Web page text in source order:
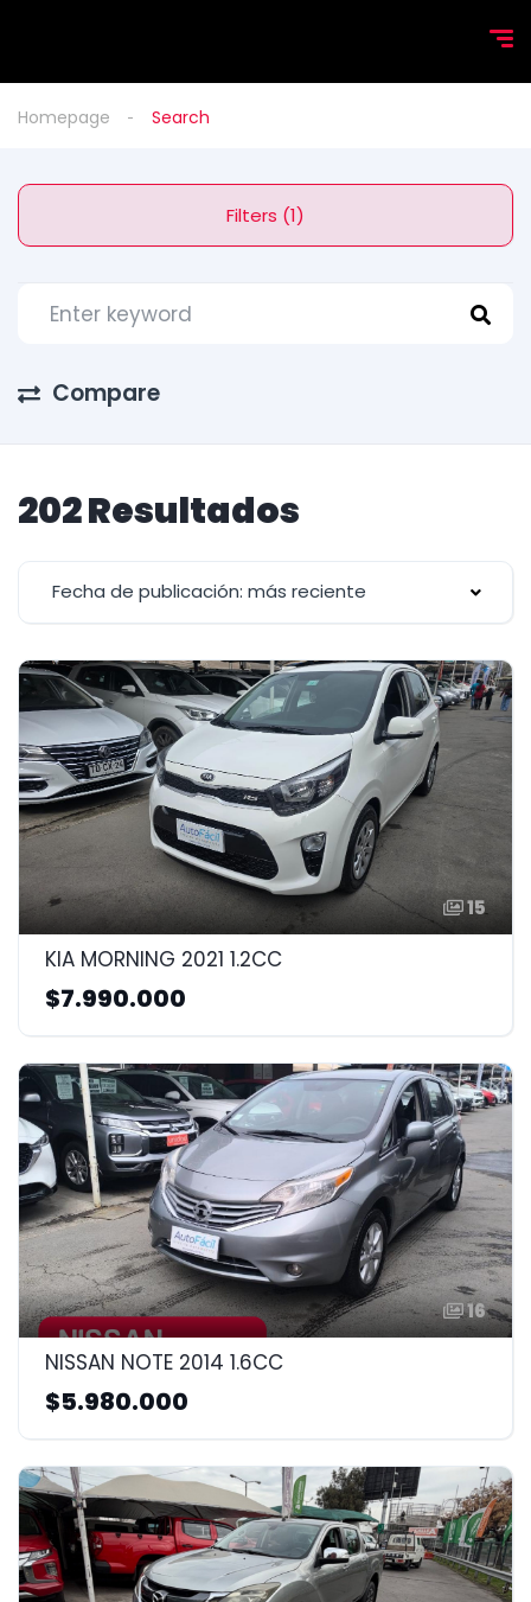
Homepage Search
Filters (1)
Compare
202 Resultados
Fecha de publicación: más reciente
15
KIA MORNING 2021 1.2CC
$7.990.000
16
NISSAN NOTE 2014 1.6CC
$5.980.000